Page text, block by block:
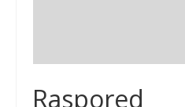
Raspored